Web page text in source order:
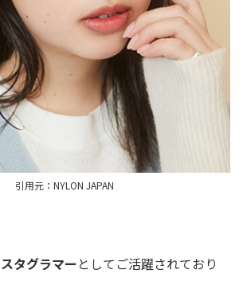
引用元：NYLON JAPAN
タグラマー としてご活躍されており